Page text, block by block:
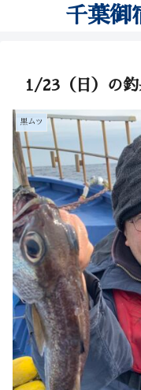
千葉御
1/23（日）の
黒ムツ